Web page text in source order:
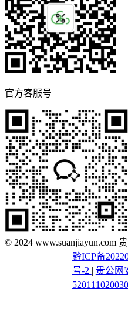
官方客服号
© 2024 www.suanjiayun.com
黔ICP备
号-2 | 贵公网